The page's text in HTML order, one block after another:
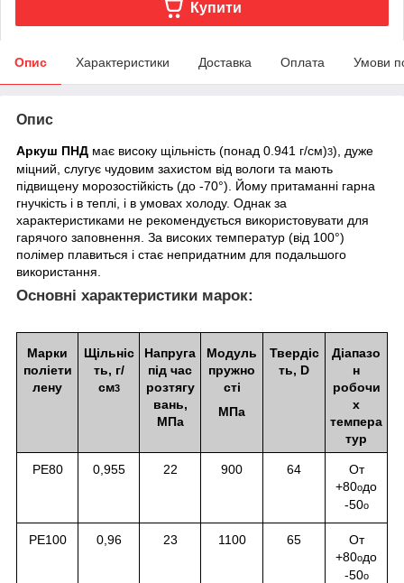
Купити
Опис Характеристики Доставка Оплата Умови
Опис
Аркуш ПНД має високу щільність (понад 0.941 г/см)3), дуже
міцний, слугує чудовим захистом від вологи та мають
підвищену морозостійкість (до -70°). Йому притаманні гарна
гнучкість і в теплі, і в умовах холоду. Однак за
характеристиками не рекомендується використовувати для
гарячого заповнення. За високих температур (від 100°)
полімер плавиться і стає непридатним для подальшого
використання.
Основні характеристики марок:
Марки
поліети
лену
Щільніс
ть, г/
см3
Напруга
під час
розтягу
вань,
МПа
Модуль
пружно
сті
МПа
Твердіс
ть, D
Діапазо
н
робочи
х
темпера
тур
PE80 0,955 22 900 64
От
+80одо
-50о
РЕ100 0,96 23 1100 65
От
+80одо
-50о